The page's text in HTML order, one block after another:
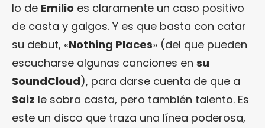
lo de Emilio es claramente un caso positivo
de casta y galgos. Y es que basta con catar
su debut, «Nothing Places» (del que pueden
escucharse algunas canciones en su
SoundCloud), para darse cuenta de que a
Saiz le sobra casta, pero también talento. Es
este un disco que traza una línea poderosa,